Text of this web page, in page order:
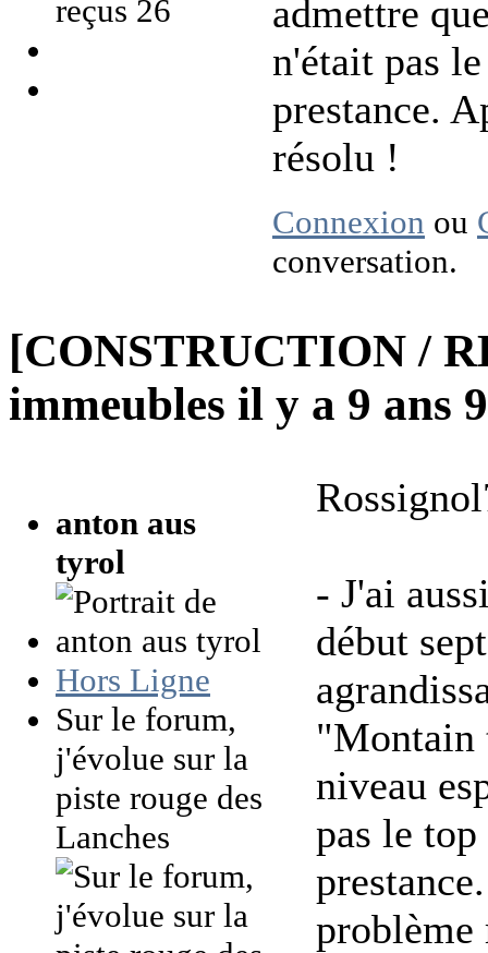
reçus 26
admettre
n'était pas
prestance.
résolu !
Connexion ou
conversation.
[CONSTRUCTION /
immeubles il y a 9 ans
anton aus
tyrol
Hors Ligne
Sur le forum,
j'évolue sur la
piste rouge des
Lanches
- J'ai
début
"Montain
niveau
pas le
problème